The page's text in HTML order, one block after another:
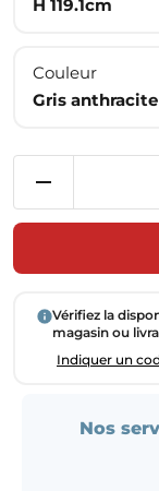
H 119.1cm
Couleur
Gris anthracite
Vérifiez la
magasin ou
Indiquer un
Nos